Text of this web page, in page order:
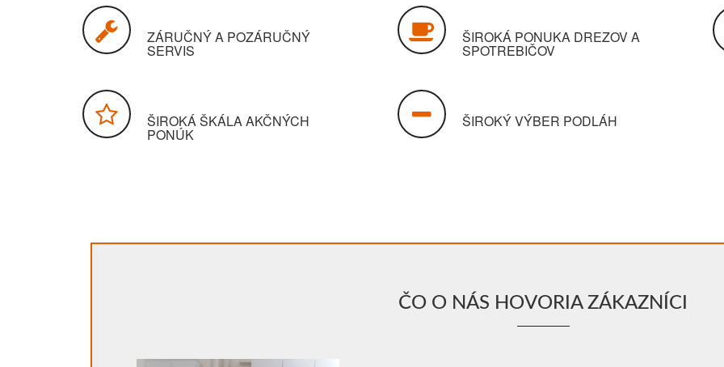
ZÁRUČNÝ A POZÁRUČNÝ
SERVIS
ŠIROKÁ PONUKA DREZOV A
SPOTREBIČOV
ŠIROKÁ ŠKÁLA AKČNÝCH
PONÚK
ŠIROKÝ VÝBER PODLÁH
ČO O NÁS HOVORIA ZÁKAZNÍCI